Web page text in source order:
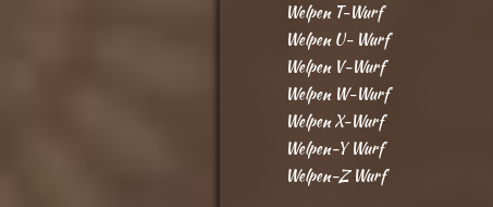
Welpen T-Wurf
Welpen U- Wurf
Welpen V-Wurf
Welpen W-Wurf
Welpen X-Wurf
Welpen-Y Wurf
Welpen-Z Wurf